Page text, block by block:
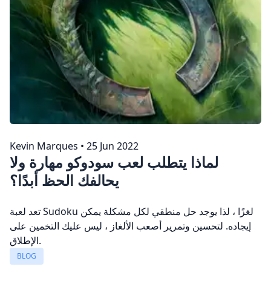
Kevin Marques • 25 Jun 2022
لماذا يتطلب لعب سودوكو مهارة ولا
يحالفك الحظ أبدًا؟
تعد لعبة Sudoku لغزًا ، لذا يوجد حل منطقي لكل مشكلة يمكن
إيجاده. لتحسين وتمرير أصعب الألغاز ، ليس عليك التخمين على
الإطلاق.
BLOG